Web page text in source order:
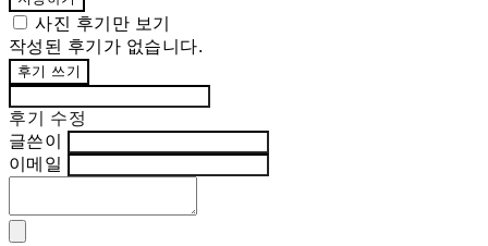
사진 후기만 보기
작성된 후기가 없습니다.
후기 쓰기
후기 수정
글쓴이
이메일